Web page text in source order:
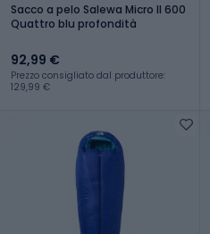
Sacco a pelo Salewa Micro II 600
Quattro blu profondità
92,99 €
Prezzo consigliato dal produttore:
129,99 €